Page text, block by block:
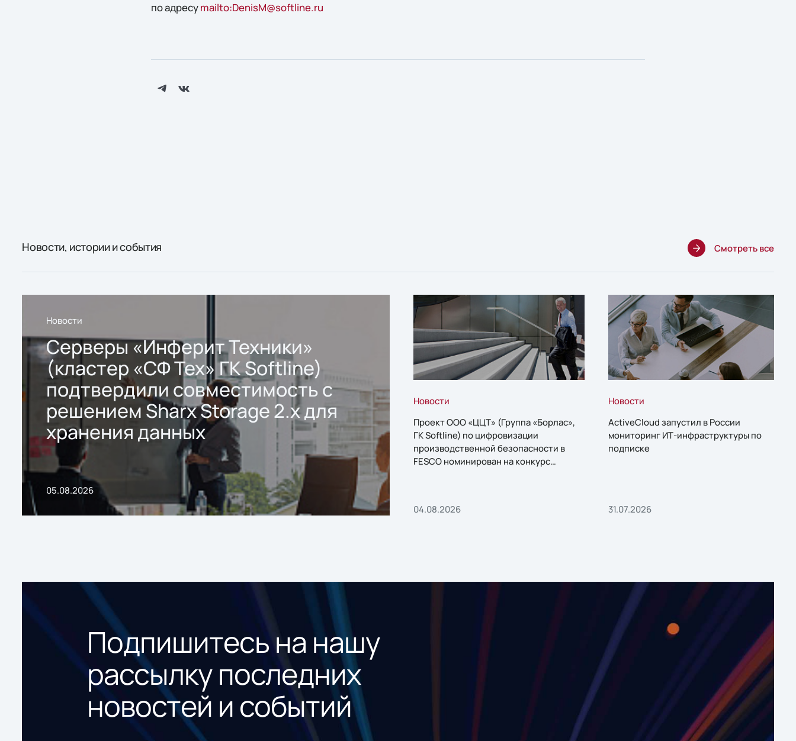
по адресуmailto:DenisM@softline.ru
Новости, истории и события Смотреть все
Новости
Серверы «Инферит Техники»
(кластер «СФ Тех» ГК Softline)
подтвердили совместимость с
решением Sharx Storage 2.x для
хранения данных
05.08.2026
Новости
Проект ООО «ЦЦТ» (Группа «Борлас»,
ГК Softline) по цифровизации
производственной безопасности в
FESCO номинирован на конкурс
04.08.2026
Новости
ActiveCloud запустил в России
мониторинг ИТ-инфраструктуры по
подписке
31.07.2026
Подпишитесь на нашу
рассылку последних
новостей и событий